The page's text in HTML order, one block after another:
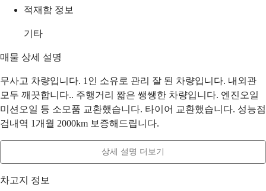
적재함 정보
기타
매물 상세 설명
무사고 차량입니다. 1인 소유로 관리 잘 된 차량입니다. 내외관
모두 깨끗합니다.. 주행거리 짧은 쌩쌩한 차량입니다. 엔진오일
미션오일 등 소모품 교환했습니다. 타이어 교환했습니다. 성능점
검내역 1개월 2000km 보증해드립니다.
상세 설명 더보기
차고지 정보